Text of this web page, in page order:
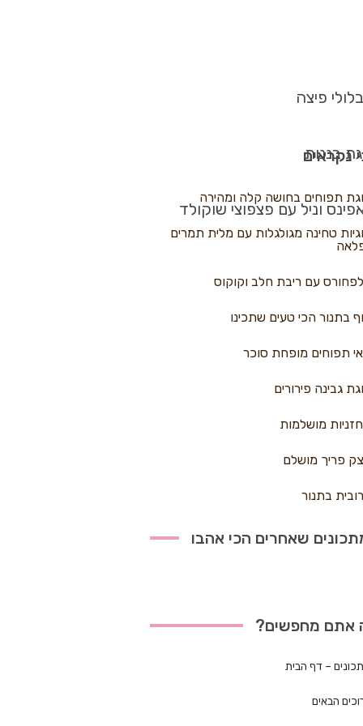
פיצה
בננות
וניל עם פצפוצי שוקולד
נקראים
תפוחים בחושה קלה ומהירה
טחינה מגולגלות עם מלית תמרים
עם ריבת חלב וקוקוס
בתנור הכי טעים שתכינו
תפוחים מופחת סוכר
גבינה פירורים
מושלמות
פריך מושלם
בתנור
שאחרים הכי אהבו
אתם מחפשים?
– דף הבית
הבאים